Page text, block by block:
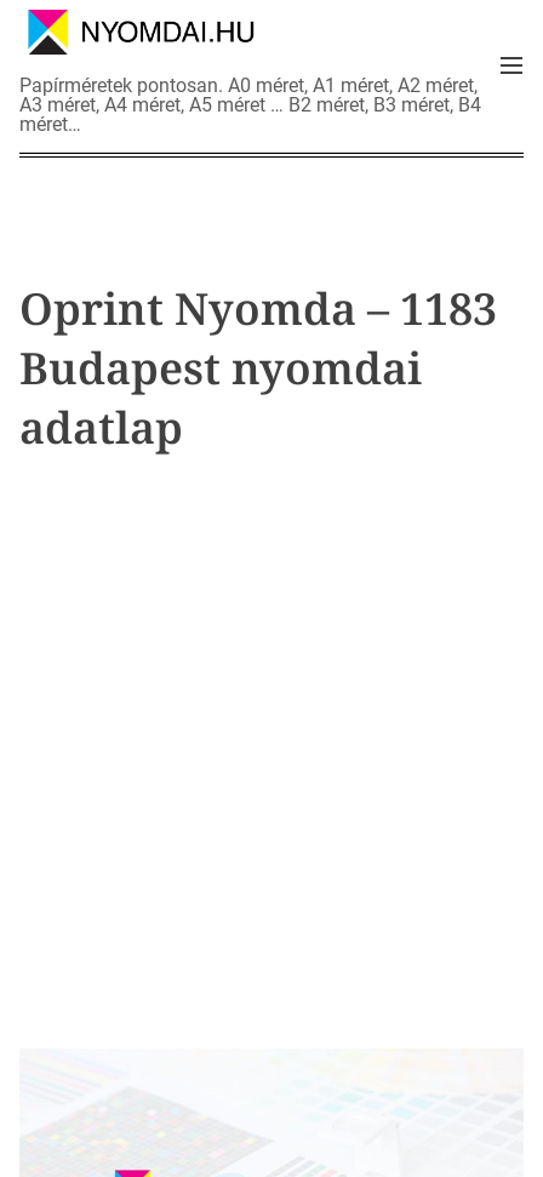
N
y
o
m
d
a
Papírméretek pontosan. A0 méret, A1 méret, A2 méret,
A3 méret, A4 méret, A5 méret … B2 méret, B3 méret, B4
méret…
M
Oprint Nyomda – 1183
Budapest nyomdai
adatlap